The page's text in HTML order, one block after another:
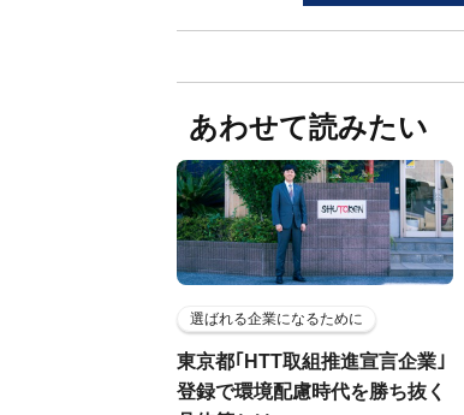
あわせて読みたい
選ばれる企業になるために
東京都｢HTT取組推進宣言企業｣
登録で環境配慮時代を勝ち抜く